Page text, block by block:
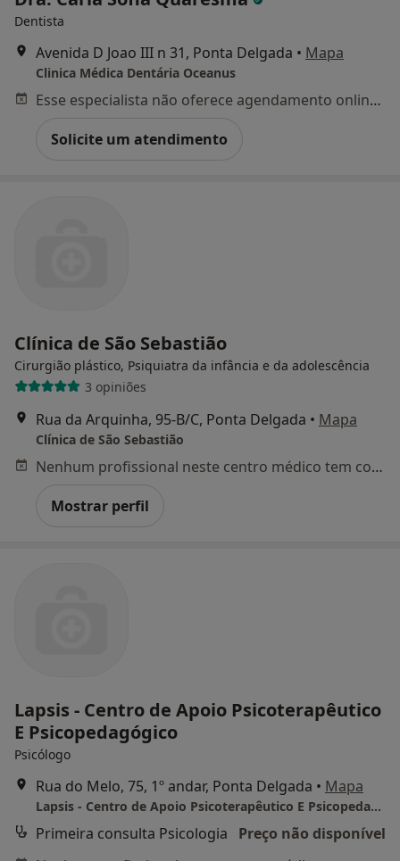
Dentista
Avenida D Joao III n 31, Ponta Delgada • Mapa
Clinica Médica Dentária Oceanus
Esse especialista não oferece agendamento online para esse endereço.
Solicite um atendimento
Clínica de São Sebastião
Cirurgião plástico, Psiquiatra da infância e da adolescência
3 opiniões
Rua da Arquinha, 95-B/C, Ponta Delgada • Mapa
Clínica de São Sebastião
Nenhum profissional neste centro médico tem consultas disponíveis
Mostrar perfil
Lapsis - Centro de Apoio Psicoterapêutico
E Psicopedagógico
Psicólogo
Rua do Melo, 75, 1º andar, Ponta Delgada • Mapa
Lapsis - Centro de Apoio Psicoterapêutico E Psicopedagógico
Primeira consulta Psicologia
Preço não disponível